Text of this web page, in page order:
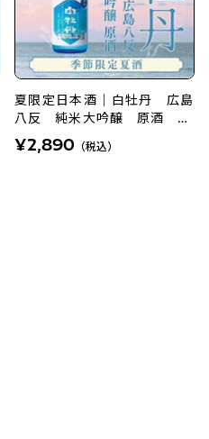
夏限定日本酒｜白牡丹 広島
八反 純米大吟醸 原酒 72
¥2,890 （税込）